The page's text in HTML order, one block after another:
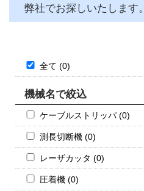
弊社でお探しいたします。
全て (0)
機械名で絞込
ケーブルストリッパ (0)
測長切断機 (0)
レーザカッタ (0)
圧着機 (0)